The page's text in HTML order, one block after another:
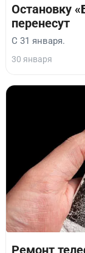
Остановку
перенесут
С 31 января.
30 января
Ремонт